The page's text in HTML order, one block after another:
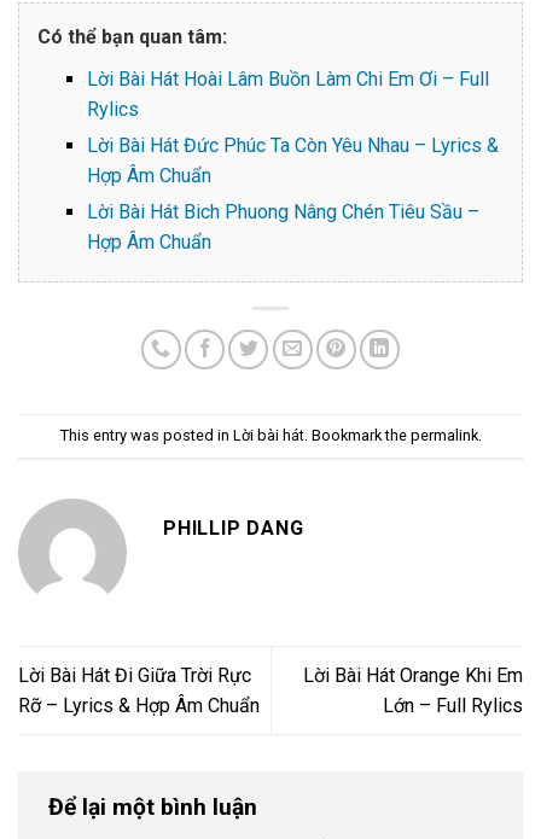
Có thể bạn quan tâm:
Lời Bài Hát Hoài Lâm Buồn Làm Chi Em Ơi – Full
Rylics
Lời Bài Hát Đức Phúc Ta Còn Yêu Nhau – Lyrics &
Hợp Âm Chuẩn
Lời Bài Hát Bich Phuong Nâng Chén Tiêu Sầu –
Hợp Âm Chuẩn
This entry was posted in Lời bài hát. Bookmark the permalink.
PHILLIP DANG
Lời Bài Hát Đi Giữa Trời Rực
Rỡ – Lyrics & Hợp Âm Chuẩn
Lời Bài Hát Orange Khi Em
Lớn – Full Rylics
Để lại một bình luận